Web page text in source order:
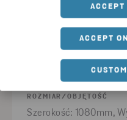
ACCEPT
ACCEPT
Pojemnik
ROZMIAR/OBJĘTOŚĆ
Szerokość: 1080mm,